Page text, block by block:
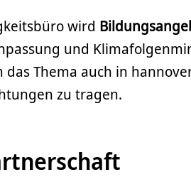
wird
und
Thema auch in
zu tragen.